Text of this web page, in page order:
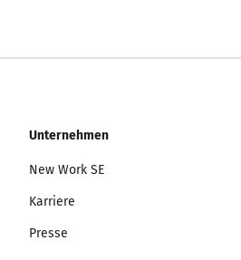
Unternehmen
New Work SE
Karriere
Presse